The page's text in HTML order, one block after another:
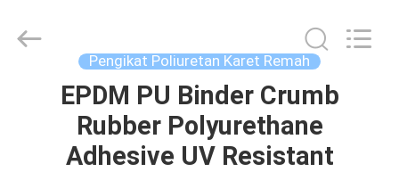
RUMAH
PRODUK
Materials
Pengikat Poliuretan Karet Remah
EPDM PU Binder Crumb
Rubber Polyurethane
Adhesive UV Resistant